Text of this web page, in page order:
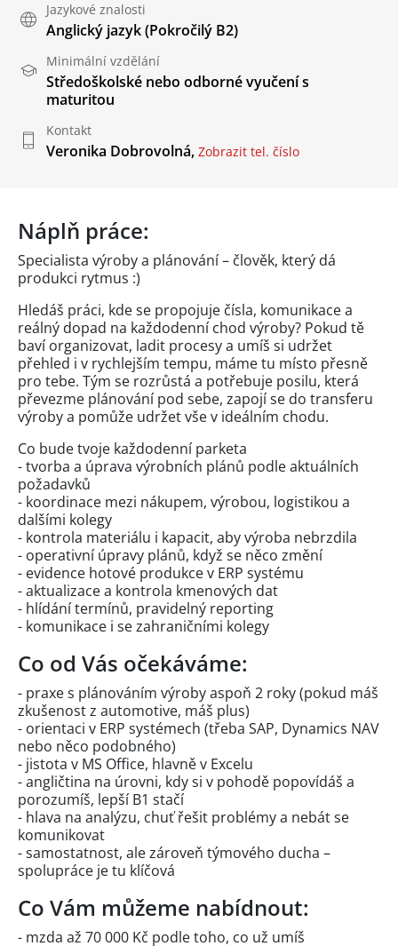
Jazykové znalosti
Anglický jazyk(Pokročilý B2)
Minimální vzdělání
Středoškolské nebo odborné vyučení s
maturitou
Kontakt
Veronika Dobrovolná, Zobrazit tel. číslo
Náplň práce:
Specialista výroby a plánování – člověk, který dá
produkci rytmus :)
Hledáš práci, kde se propojuje čísla, komunikace a
reálný dopad na každodenní chod výroby? Pokud tě
baví organizovat, ladit procesy a umíš si udržet
přehled i v rychlejším tempu, máme tu místo přesně
pro tebe. Tým se rozrůstá a potřebuje posilu, která
převezme plánování pod sebe, zapojí se do transferu
výroby a pomůže udržet vše v ideálním chodu.
Co bude tvoje každodenní parketa
- tvorba a úprava výrobních plánů podle aktuálních
požadavků
- koordinace mezi nákupem, výrobou, logistikou a
dalšími kolegy
- kontrola materiálu i kapacit, aby výroba nebrzdila
- operativní úpravy plánů, když se něco změní
- evidence hotové produkce v ERP systému
- aktualizace a kontrola kmenových dat
- hlídání termínů, pravidelný reporting
- komunikace i se zahraničními kolegy
Co od Vás očekáváme:
- praxe s plánováním výroby aspoň 2 roky (pokud máš
zkušenost z automotive, máš plus)
- orientaci v ERP systémech (třeba SAP, Dynamics NAV
nebo něco podobného)
- jistota v MS Office, hlavně v Excelu
- angličtina na úrovni, kdy si v pohodě popovídáš a
porozumíš, lepší B1 stačí
- hlava na analýzu, chuť řešit problémy a nebát se
komunikovat
- samostatnost, ale zároveň týmového ducha –
spolupráce je tu klíčová
Co Vám můžeme nabídnout:
- mzda až 70 000 Kč podle toho, co už umíš